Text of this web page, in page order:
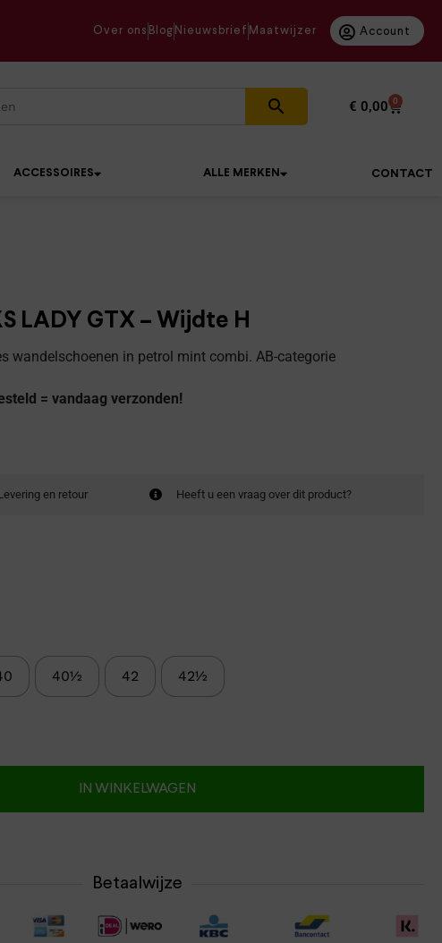
Over ons Blog Nieuwsbrief Maatwijzer Account
€ 0,00 0
ACCESSOIRES ALLE MERKEN CONTACT
LADY GTX – Wijdte H
wandelschoenen in petrol mint combi. AB-categorie
= vandaag verzonden!
en retour Heeft u een vraag over dit product?
40½ 42 42½
IN WINKELWAGEN
Betaalwijze